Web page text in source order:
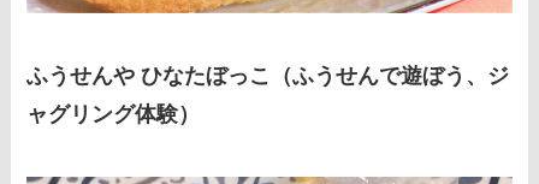
ふうせんや ひなたぼっこ（ふうせんで遊ぼう、ジ
ャグリング体験）